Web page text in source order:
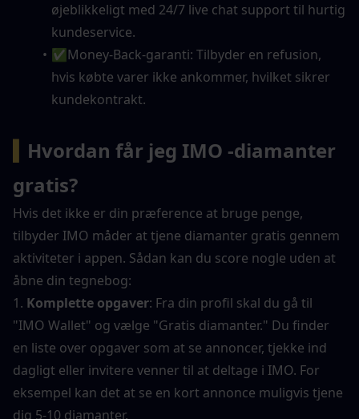
øjeblikkeligt med 24/7 live chat support til hurtig
kundeservice.
✅Money-Back-garanti: Tilbyder en refusion,
hvis købte varer ikke ankommer, hvilket sikrer
kundekontrakt.
Hvordan får jeg IMO -diamanter
gratis?
Hvis det ikke er din præference at bruge penge,
tilbyder IMO måder at tjene diamanter gratis gennem
aktiviteter i appen. Sådan kan du score nogle uden at
åbne din tegnebog:
1. Komplette opgaver: Fra din profil skal du gå til
"IMO Wallet" og vælge "Gratis diamanter." Du finder
en liste over opgaver som at se annoncer, tjekke ind
dagligt eller invitere venner til at deltage i IMO. For
eksempel kan det at se en kort annonce muligvis tjene
dig 5-10 diamanter.